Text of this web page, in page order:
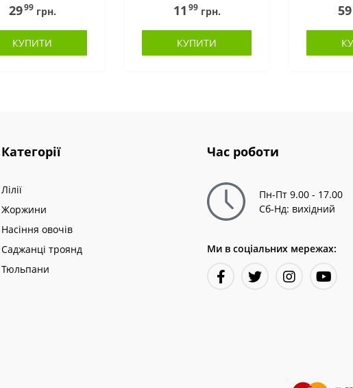
2999грн.
КУПИТИ
11 99грн.
КУПИТИ
59
Категорії
Лілії
Жоржини
Насіння овочів
Саджанці троянд
Тюльпани
Час роботи
Пн-Пт 9.00 - 17.00
Сб-Нд: вихідний
Ми в соціальних мережах: